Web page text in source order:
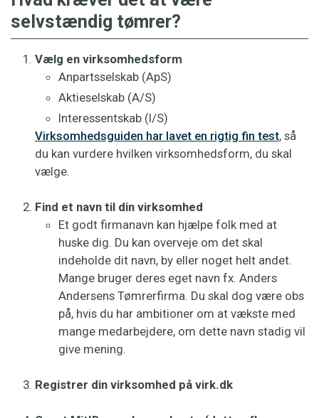
selvstændig tømrer?
Vælg en virksomhedsform
Anpartsselskab (ApS)
Aktieselskab (A/S)
Interessentskab (I/S)
Virksomhedsguiden har lavet en rigtig fin test, så
du kan vurdere hvilken virksomhedsform, du skal
vælge.
Find et navn til din virksomhed
Et godt firmanavn kan hjælpe folk med at
huske dig. Du kan overveje om det skal
indeholde dit navn, by eller noget helt andet.
Mange bruger deres eget navn fx. Anders
Andersens Tømrerfirma. Du skal dog være obs
på, hvis du har ambitioner om at vækste med
mange medarbejdere, om dette navn stadig vil
give mening.
Registrer din virksomhed på virk.dk